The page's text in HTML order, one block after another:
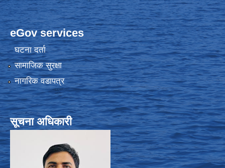
eGov services
घटना दर्ता
सामाजिक सुरक्षा
नागरिक वडापत्र
सूचना अधिकारी